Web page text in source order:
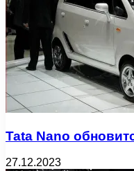
Tata Nano
27.12.2023